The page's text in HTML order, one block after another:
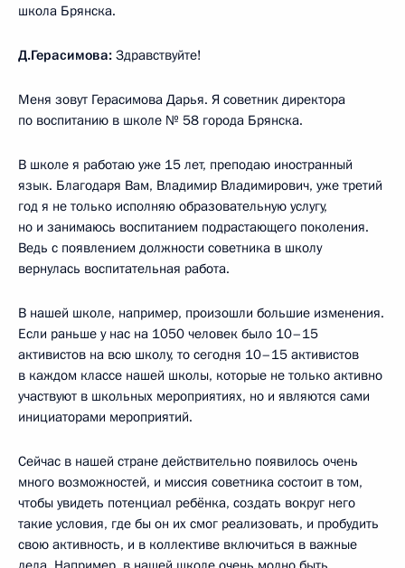
школа Брянска.
Д.Герасимова: Здравствуйте!
Меня зовут Герасимова Дарья. Я советник директора
по воспитанию в школе № 58 города Брянска.
В школе я работаю уже 15 лет, преподаю иностранный
язык. Благодаря Вам, Владимир Владимирович, уже третий
год я не только исполняю образовательную услугу,
но и занимаюсь воспитанием подрастающего поколения.
Ведь с появлением должности советника в школу
вернулась воспитательная работа.
В нашей школе, например, произошли большие изменения.
Если раньше у нас на 1050 человек было 10–15
активистов на всю школу, то сегодня 10–15 активистов
в каждом классе нашей школы, которые не только активно
участвуют в школьных мероприятиях, но и являются сами
инициаторами мероприятий.
Сейчас в нашей стране действительно появилось очень
много возможностей, и миссия советника состоит в том,
чтобы увидеть потенциал ребёнка, создать вокруг него
такие условия, где бы он их смог реализовать, и пробудить
свою активность, и в коллективе включиться в важные